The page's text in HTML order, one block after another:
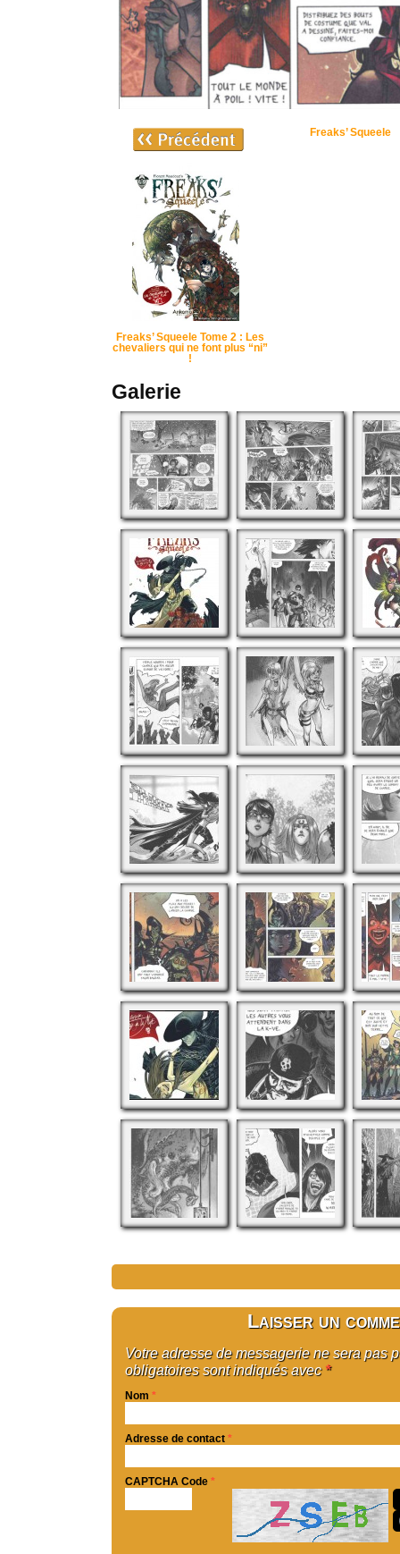
Freaks’ Squeele Tome 2 : Les
chevaliers qui ne font plus “ni”
!
Freaks’ Squeele
Galerie
Laisser un
Votre adresse de messagerie ne sera pas
obligatoires sont indiqués avec *
Nom *
Adresse de contact *
CAPTCHA Code *